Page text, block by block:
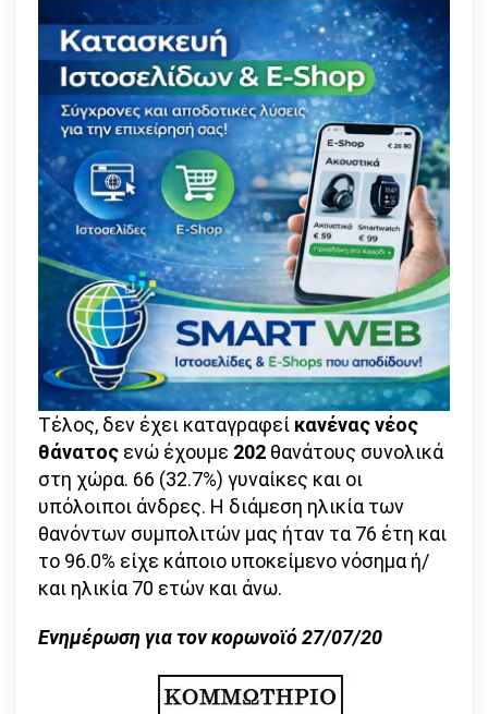
Τέλος, δεν έχει καταγραφεί κανένας νέος
θάνατος ενώ έχουμε 202 θανάτους συνολικά
στη χώρα. 66 (32.7%) γυναίκες και οι
υπόλοιποι άνδρες. Η διάμεση ηλικία των
θανόντων συμπολιτών μας ήταν τα 76 έτη και
το 96.0% είχε κάποιο υποκείμενο νόσημα ή/
και ηλικία 70 ετών και άνω.
Ενημέρωση για τον κορωνοϊό 27/07/20